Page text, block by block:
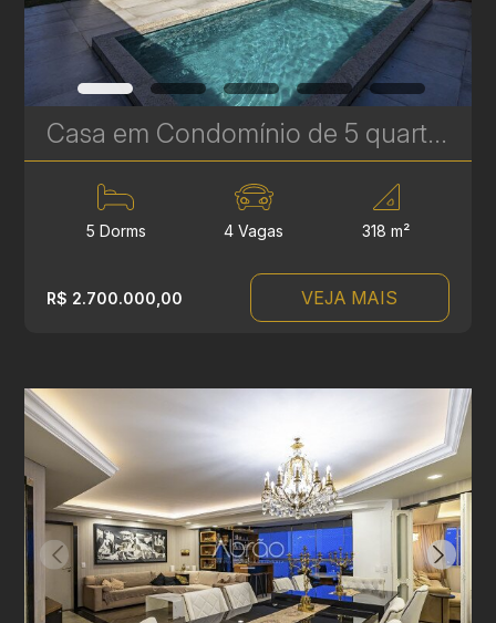
Casa em Condomínio de 5 quartos à Venda no Tanguá - 318 m² - Conforto, Segurança e Qualidade de Vida | Ref. 1825
5 Dorms 4 Vagas 318 m²
R$ 2.700.000,00 VEJA MAIS